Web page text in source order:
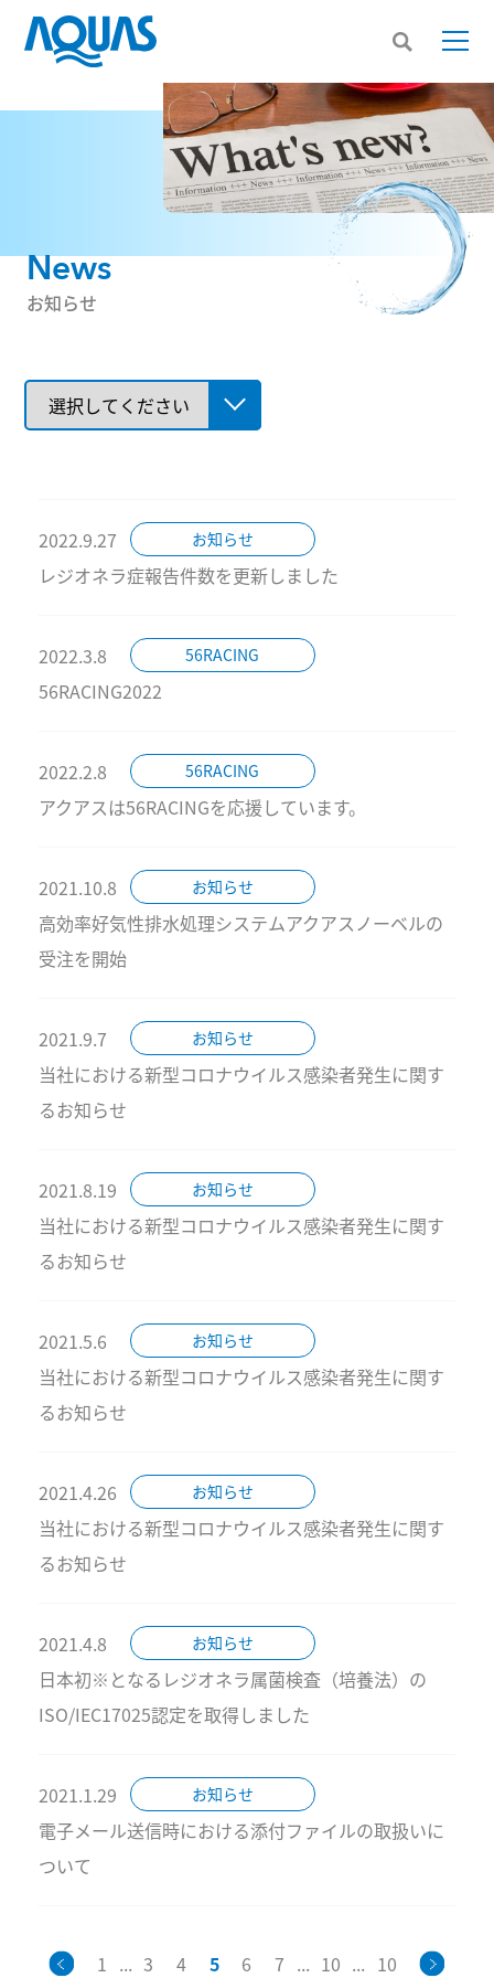
News
お知らせ
2022.9.27 お知らせ
レジオネラ症報告件数を更新しました
2022.3.8 56RACING
56RACING2022
2022.2.8 56RACING
アクアスは56RACINGを応援しています。
2021.10.8 お知らせ
高効率好気性排水処理システムアクアスノーベルの
受注を開始
2021.9.7 お知らせ
当社における新型コロナウイルス感染者発生に関す
るお知らせ
2021.8.19 お知らせ
当社における新型コロナウイルス感染者発生に関す
るお知らせ
2021.5.6 お知らせ
当社における新型コロナウイルス感染者発生に関す
るお知らせ
2021.4.26 お知らせ
当社における新型コロナウイルス感染者発生に関す
るお知らせ
2021.4.8 お知らせ
日本初※となるレジオネラ属菌検査（培養法）の
ISO/IEC17025認定を取得しました
2021.1.29 お知らせ
電子メール送信時における添付ファイルの取扱いに
ついて
1 ... 3 4 5 6 7 ... 10 ... 10